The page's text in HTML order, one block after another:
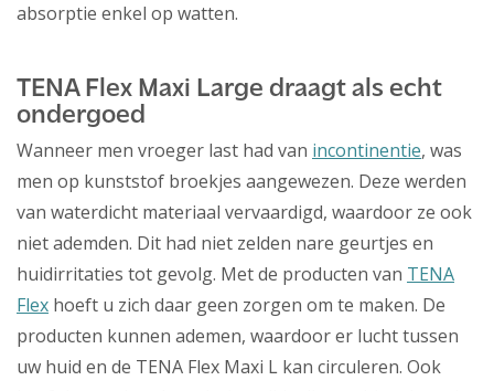
absorptie enkel op watten.
TENA Flex Maxi Large draagt als echt
ondergoed
Wanneer men vroeger last had van incontinentie, was
men op kunststof broekjes aangewezen. Deze werden
van waterdicht materiaal vervaardigd, waardoor ze ook
niet ademden. Dit had niet zelden nare geurtjes en
huidirritaties tot gevolg. Met de producten van TENA
Flex hoeft u zich daar geen zorgen om te maken. De
producten kunnen ademen, waardoor er lucht tussen
uw huid en de TENA Flex Maxi L kan circuleren. Ook